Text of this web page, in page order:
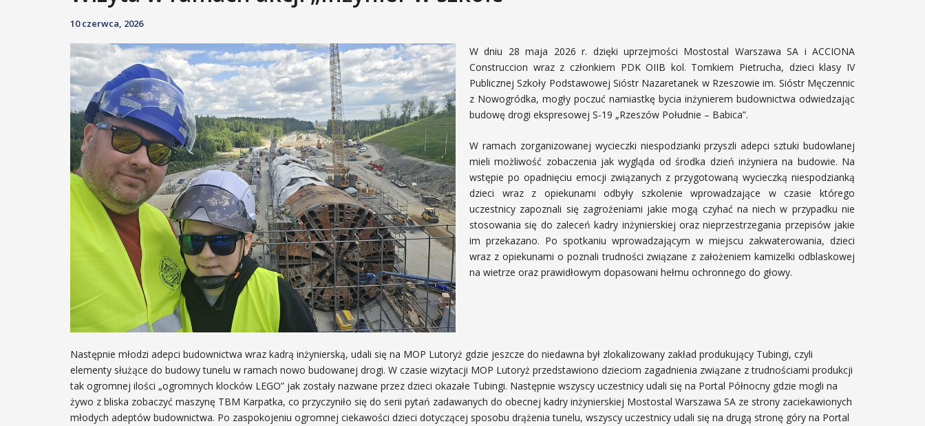
10 czerwca, 2026
W dniu 28 maja 2026 r. dzięki uprzejmości Mostostal Warszawa SA i ACCIONA
Construccion wraz z członkiem PDK OIIB kol. Tomkiem Pietrucha, dzieci klasy IV
Publicznej Szkoły Podstawowej Sióstr Nazaretanek w Rzeszowie im. Sióstr Męczennic
z Nowogródka, mogły poczuć namiastkę bycia inżynierem budownictwa odwiedzając
budowę drogi ekspresowej S-19 „Rzeszów Południe – Babica”.
W ramach zorganizowanej wycieczki niespodzianki przyszli adepci sztuki budowlanej
mieli możliwość zobaczenia jak wygląda od środka dzień inżyniera na budowie. Na
wstępie po opadnięciu emocji związanych z przygotowaną wycieczką niespodzianką
dzieci wraz z opiekunami odbyły szkolenie wprowadzające w czasie którego
uczestnicy zapoznali się zagrożeniami jakie mogą czyhać na niech w przypadku nie
stosowania się do zaleceń kadry inżynierskiej oraz nieprzestrzegania przepisów jakie
im przekazano. Po spotkaniu wprowadzającym w miejscu zakwaterowania, dzieci
wraz z opiekunami o poznali trudności związane z założeniem kamizelki odblaskowej
na wietrze oraz prawidłowym dopasowani hełmu ochronnego do głowy.
Następnie młodzi adepci budownictwa wraz kadrą inżynierską, udali się na MOP Lutoryż gdzie jeszcze do niedawna był zlokalizowany zakład produkujący Tubingi, czyli
elementy służące do budowy tunelu w ramach nowo budowanej drogi. W czasie wizytacji MOP Lutoryż przedstawiono dzieciom zagadnienia związane z trudnościami produkcji
tak ogromnej ilości „ogromnych klocków LEGO” jak zostały nazwane przez dzieci okazałe Tubingi. Następnie wszyscy uczestnicy udali się na Portal Północny gdzie mogli na
żywo z bliska zobaczyć maszynę TBM Karpatka, co przyczyniło się do serii pytań zadawanych do obecnej kadry inżynierskiej Mostostal Warszawa SA ze strony zaciekawionych
młodych adeptów budownictwa. Po zaspokojeniu ogromnej ciekawości dzieci dotyczącej sposobu drążenia tunelu, wszyscy uczestnicy udali się na drugą stronę góry na Portal